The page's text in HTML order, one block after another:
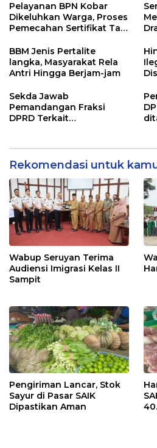
Pelayanan BPN Kobar
Dikeluhkan Warga, Proses
Pemecahan Sertifikat Tak
BBM Jenis Pertalite
langka, Masyarakat Rela
Antri Hingga Berjam-jam
Sekda Jawab
Pemandangan Fraksi
DPRD Terkait
2024
Rekomendasi untuk
Wabup Seruyan Terima
Audiensi Imigrasi Kelas II
Sampit
Pengiriman Lancar, Stok
Sayur di Pasar SAIK
Dipastikan Aman